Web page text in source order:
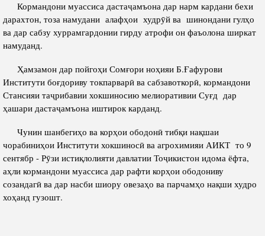
Салоҳият
Тарҷумаи ҳол
Китобҳо
Хадамоти матбуот
Сохтори Институт
Роҳбарон ва кормандон
Кормандони муассиса дастаҷамъона дар нарм кардани бехи
дарахтон, тоза намудани алафҳои худрӯй ва шинондани гулҳо
ва дар сабзу хуррамгардонии гирду атрофи он фаъолона ширкат
намуданд.
Ҳамзамон дар пойгоҳи Сомғори ноҳияи Б.Ғафурови
Институти боғдориву токпарварӣ ва сабзавоткорӣ, кормандони
Стансияи таҷрибавии хокшиносию мелиоративии Суғд дар
ҳашари дастаҷамъона иштирок карданд.
Чунин шанбегиҳо ва корҳои ободонӣ тибқи нақшаи
чорабиниҳои Институти хокшиносӣ ва агрохимияи АИКТ то 9
сентябр - Рӯзи истиқлолияти давлатии Тоҷикистон идома ёфта,
аҳли кормандони муассиса дар рафти корҳои ободониву
созандагӣ ва дар насби шиору овезаҳо ва парчамҳо нақши худро
хоҳанд гузошт.